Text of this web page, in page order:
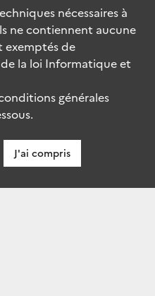
nécessaires à
ne contiennent aucune
exemptés de
la loi Informatique et
générales
J'ai compris